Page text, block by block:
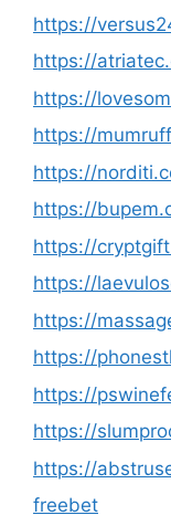
https://
https://
https://
https://
https://
https://
https://
https://
https://
https://
https://
https://
https://
freebet